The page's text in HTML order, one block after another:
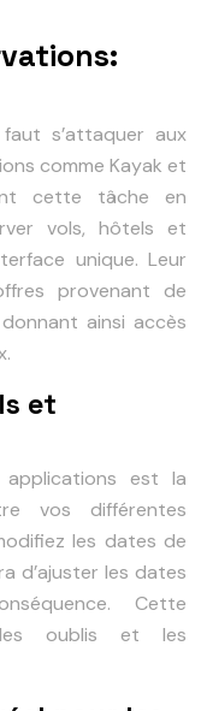
s’attaquer aux
comme Kayak et
cette tâche en
vols, hôtels et
unique. Leur
provenant de
ainsi accès
et
est la
vos différentes
les dates de
d’ajuster les dates
Cette
les oublis et les